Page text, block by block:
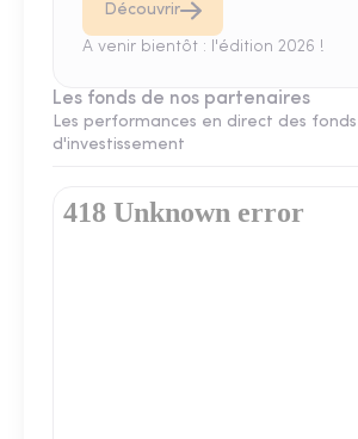
Découvrir
A venir bientôt : l'édition 2026 !
Les fonds de nos partenaires
Les performances en direct des
d'investissement